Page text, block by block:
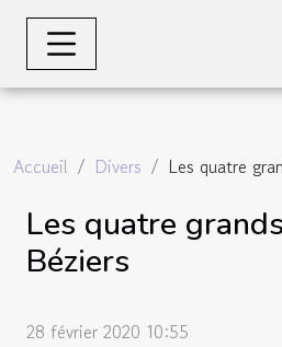
Accueil Divers Les quatre
Les quatre
Béziers
28 février 2020 10:55